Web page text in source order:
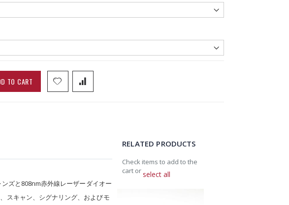
TO CART
ズと808nm赤外線レーザーダイオー
スキャン、シグナリング、およびモ
RELATED PRODUCTS
Check items to add to the
cart or select all